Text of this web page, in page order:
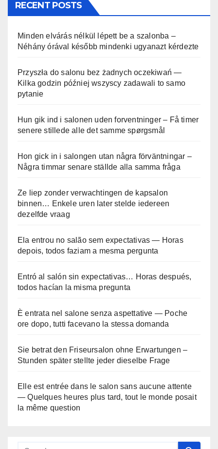
RECENT POSTS
Minden elvárás nélkül lépett be a szalonba –
Néhány órával később mindenki ugyanazt kérdezte
Przyszła do salonu bez żadnych oczekiwań —
Kilka godzin później wszyscy zadawali to samo
pytanie
Hun gik ind i salonen uden forventninger – Få timer
senere stillede alle det samme spørgsmål
Hon gick in i salongen utan några förväntningar –
Några timmar senare ställde alla samma fråga
Ze liep zonder verwachtingen de kapsalon
binnen… Enkele uren later stelde iedereen
dezelfde vraag
Ela entrou no salão sem expectativas — Horas
depois, todos faziam a mesma pergunta
Entró al salón sin expectativas… Horas después,
todos hacían la misma pregunta
È entrata nel salone senza aspettative — Poche
ore dopo, tutti facevano la stessa domanda
Sie betrat den Friseursalon ohne Erwartungen –
Stunden später stellte jeder dieselbe Frage
Elle est entrée dans le salon sans aucune attente
— Quelques heures plus tard, tout le monde posait
la même question